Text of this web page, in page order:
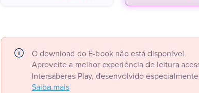
O download do E-book não está disponível.
Aproveite a melhor experiência de leitura
Intersaberes Play, desenvolvido
Saiba mais